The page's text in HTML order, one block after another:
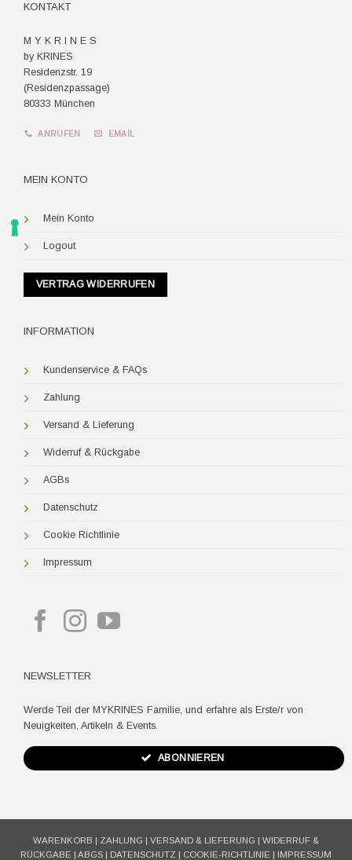
KONTAKT
M Y K R I N E S
by KRINES
Residenzstr. 19
(Residenzpassage)
80333 München
ANRUFEN EMAIL
MEIN KONTO
Mein Konto
Logout
VERTRAG WIDERRUFEN
INFORMATION
Kundenservice & FAQs
Zahlung
Versand & Lieferung
Widerruf & Rückgabe
AGBs
Datenschutz
Cookie Richtlinie
Impressum
NEWSLETTER
Werde Teil der MYKRINES Familie, und erfahre als Erste/r von
Neuigkeiten, Artikeln & Events.
ABONNIEREN
WARENKORB | ZAHLUNG | VERSAND & LIEFERUNG | WIDERRUF &
RÜCKGABE | ABGS | DATENSCHUTZ | COOKIE-RICHTLINIE | IMPRESSUM